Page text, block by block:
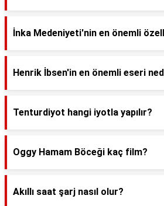
İnka Medeniyeti'nin en önemli
Henrik İbsen'in en önemli eseri
Tenturdiyot hangi iyotla yapılır?
Oggy Hamam Böceği kaç film?
Akıllı saat şarj nasıl olur?